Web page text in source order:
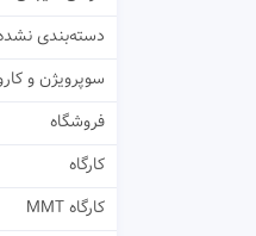
دسته‌بندی
سوپرویژن و
فروشگاه
کارگاه
کارگاه MMT